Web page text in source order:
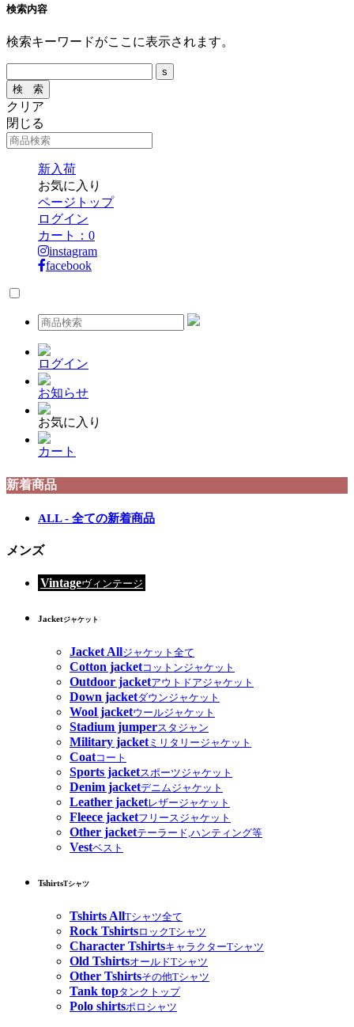
検索内容
検索キーワードがここに表示されます。
クリア
閉じる
新入荷
お気に入り
ページトップ
ログイン
カート： 0
instagram
facebook
ログイン
お知らせ
お気に入り
カート
新着商品
ALL - 全ての新着商品
メンズ
Vintageヴィンテージ
Jacketジャケット
Jacket Allジャケット全て
Cotton jacketコットンジャケット
Outdoor jacketアウトドアジャケット
Down jacketダウンジャケット
Wool jacketウールジャケット
Stadium jumperスタジャン
Military jacketミリタリージャケット
Coatコート
Sports jacketスポーツジャケット
Denim jacketデニムジャケット
Leather jacketレザージャケット
Fleece jacketフリースジャケット
Other jacketテーラード,ハンティング等
Vestベスト
TshirtsTシャツ
Tshirts AllTシャツ全て
Rock TshirtsロックTシャツ
Character TshirtsキャラクターTシャツ
Old TshirtsオールドTシャツ
Other Tshirtsその他Tシャツ
Tank topタンクトップ
Polo shirtsポロシャツ